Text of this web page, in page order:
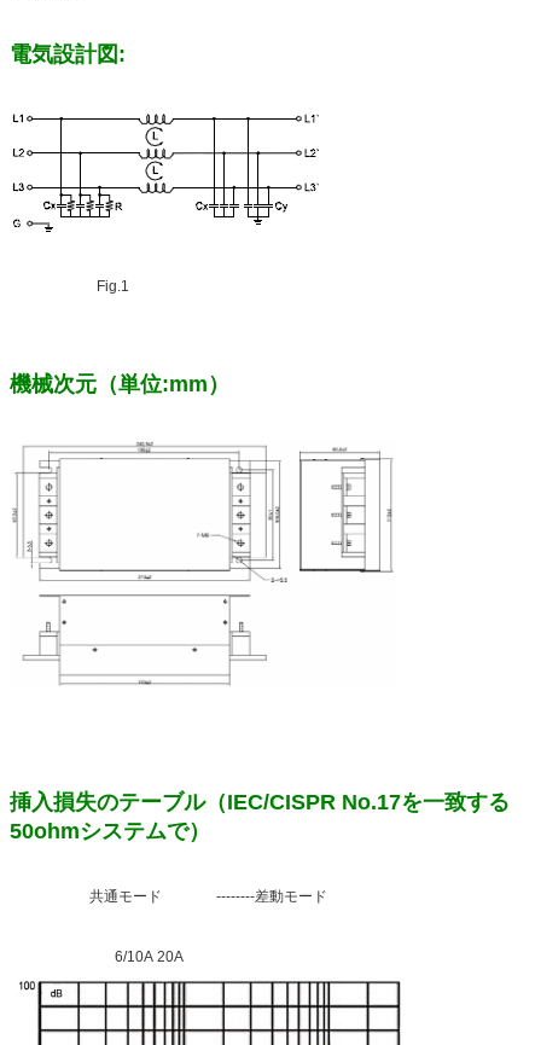
電気設計図:
Fig.1
機械次元（単位:mm）
挿入損失のテーブル（IEC/CISPR No.17を一致する
50ohmシステムで）
共通モード --------差動モード
6/10A 20A